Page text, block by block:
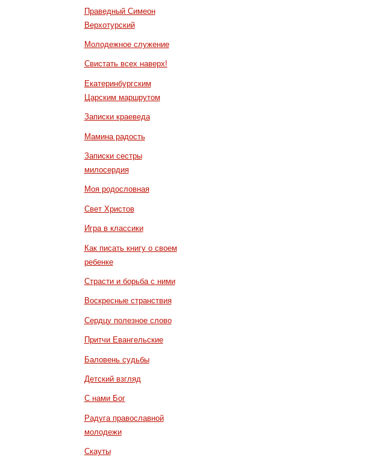
Праведный Симеон
Верхотурский
Молодежное служение
Свистать всех наверх!
Екатеринбургским
Царским маршрутом
Записки краеведа
Мамина радость
Записки сестры
милосердия
Моя родословная
Свет Христов
Игра в классики
Как писать книгу о своем
ребенке
Страсти и борьба с ними
Воскресные странствия
Сердцу полезное слово
Притчи Евангельские
Баловень судьбы
Детский взгляд
С нами Бог
Радуга православной
молодежи
Скауты